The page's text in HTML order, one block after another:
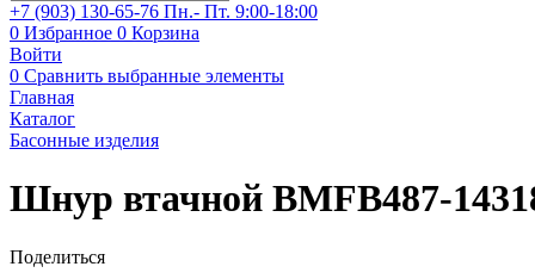
+7 (903) 130-65-76 Пн.- Пт. 9:00-18:00
0 Избранное 0 Корзина
Войти
0 Сравнить выбранные элементы
Главная
Каталог
Басонные изделия
Шнур втачной BMFB487-
Поделиться